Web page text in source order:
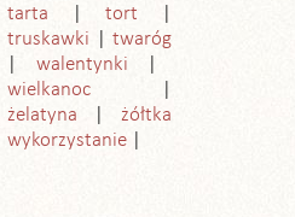
tarta
tort
truskawki
twaróg
walentynki
wielkanoc
żelatyna
żółtka
wykorzystanie